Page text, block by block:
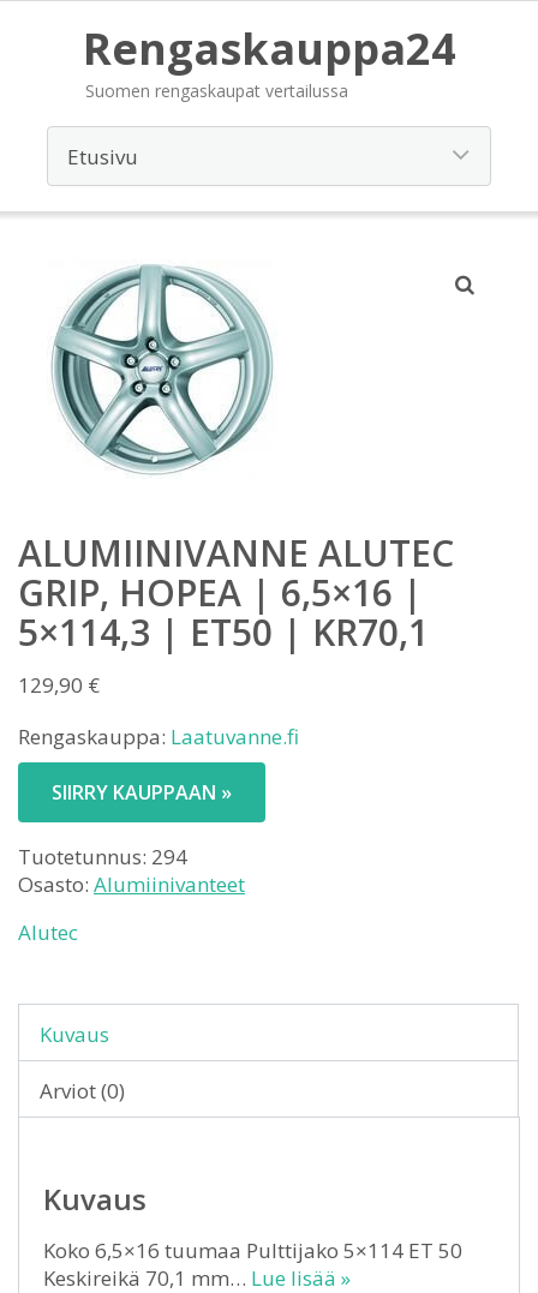
Rengaskauppa24
Suomen rengaskaupat vertailussa
ALUMIINIVANNE ALUTEC
GRIP, HOPEA | 6,5×16 |
5×114,3 | ET50 | KR70,1
129,90 €
Rengaskauppa: Laatuvanne.fi
SIIRRY KAUPPAAN »
Tuotetunnus: 294
Osasto: Alumiinivanteet
Alutec
Kuvaus
Arviot (0)
Kuvaus
Koko 6,5×16 tuumaa Pulttijako 5×114 ET 50
Keskireikä 70,1 mm… Lue lisää »